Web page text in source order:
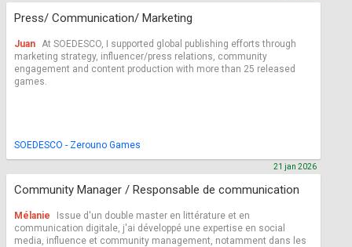
Press/ Communication/ Marketing
Juan At SOEDESCO, I supported global publishing efforts through
marketing strategy, influencer/press relations, community
engagement and content production with more than 25 released
games.
SOEDESCO - Zerouno Games
Community Manager / Responsable de communication
21 jan 2026
Mélanie
Issue d'un double master en littérature et en
communication digitale, j'ai développé une expertise en social
media, influence et community management, notamment dans les